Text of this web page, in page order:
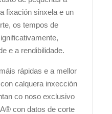
fixación sinxela e un
os tempos de
e a rendibilidade.
rápidas e a mellor
calquera inxección
co noso exclusivo
con datos de corte